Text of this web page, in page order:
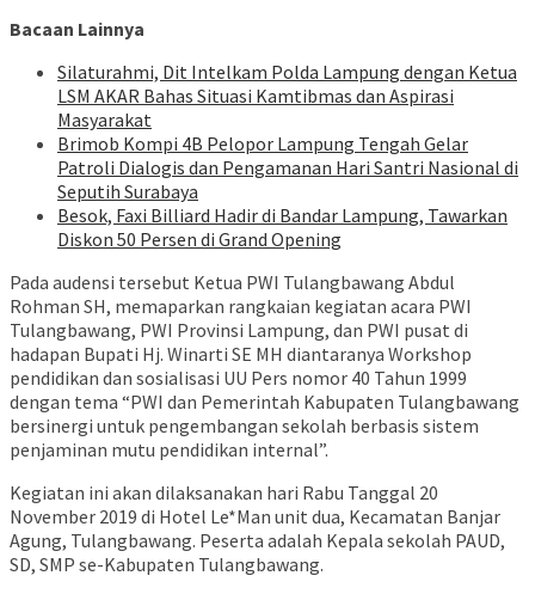
Bacaan Lainnya
Silaturahmi, Dit Intelkam Polda Lampung dengan Ketua
LSM AKAR Bahas Situasi Kamtibmas dan Aspirasi
Masyarakat
Brimob Kompi 4B Pelopor Lampung Tengah Gelar
Patroli Dialogis dan Pengamanan Hari Santri Nasional di
Seputih Surabaya
Besok, Faxi Billiard Hadir di Bandar Lampung, Tawarkan
Diskon 50 Persen di Grand Opening
Pada audensi tersebut Ketua PWI Tulangbawang Abdul
Rohman SH, memaparkan rangkaian kegiatan acara PWI
Tulangbawang, PWI Provinsi Lampung, dan PWI pusat di
hadapan Bupati Hj. Winarti SE MH diantaranya Workshop
pendidikan dan sosialisasi UU Pers nomor 40 Tahun 1999
dengan tema “PWI dan Pemerintah Kabupaten Tulangbawang
bersinergi untuk pengembangan sekolah berbasis sistem
penjaminan mutu pendidikan internal”.
Kegiatan ini akan dilaksanakan hari Rabu Tanggal 20
November 2019 di Hotel Le*Man unit dua, Kecamatan Banjar
Agung, Tulangbawang. Peserta adalah Kepala sekolah PAUD,
SD, SMP se-Kabupaten Tulangbawang.